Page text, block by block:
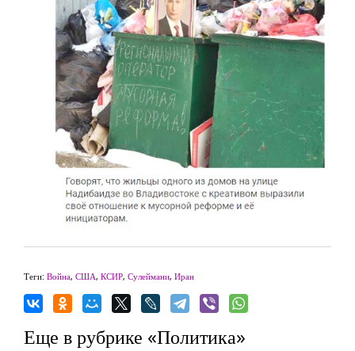
Теги: Война, США, КСИР, Сулеймани, Иран
Еще в рубрике «Политика»